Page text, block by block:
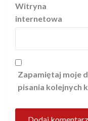
Witryna
internetowa
Zapamiętaj moje
pisania kolejnych